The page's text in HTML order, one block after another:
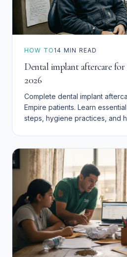
HOW TO 14 MIN READ
Dental implant aftercare
2026
Complete dental implant
Empire patients. Learn
steps, hygiene practices, and